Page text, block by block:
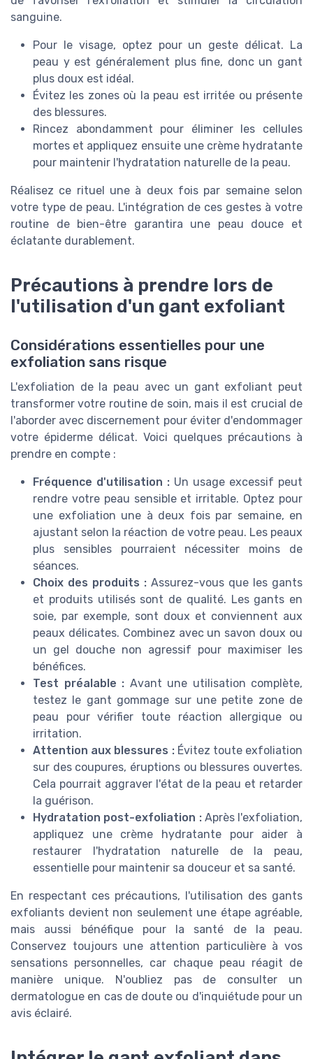
sanguine.
Pour le visage, optez pour un geste délicat. La
peau y est généralement plus fine, donc un gant
plus doux est idéal.
Évitez les zones où la peau est irritée ou présente
des blessures.
Rincez abondamment pour éliminer les cellules
mortes et appliquez ensuite une crème hydratante
pour maintenir l'hydratation naturelle de la peau.
Réalisez ce rituel une à deux fois par semaine selon
votre type de peau. L'intégration de ces gestes à votre
routine de bien-être garantira une peau douce et
éclatante durablement.
Précautions à prendre lors de
l'utilisation d'un gant exfoliant
Considérations essentielles pour une
exfoliation sans risque
L'exfoliation de la peau avec un gant exfoliant peut
transformer votre routine de soin, mais il est crucial de
l'aborder avec discernement pour éviter d'endommager
votre épiderme délicat. Voici quelques précautions à
prendre en compte :
Fréquence d'utilisation : Un usage excessif peut
rendre votre peau sensible et irritable. Optez pour
une exfoliation une à deux fois par semaine, en
ajustant selon la réaction de votre peau. Les peaux
plus sensibles pourraient nécessiter moins de
séances.
Choix des produits : Assurez-vous que les gants
et produits utilisés sont de qualité. Les gants en
soie, par exemple, sont doux et conviennent aux
peaux délicates. Combinez avec un savon doux ou
un gel douche non agressif pour maximiser les
bénéfices.
Test préalable : Avant une utilisation complète,
testez le gant gommage sur une petite zone de
peau pour vérifier toute réaction allergique ou
irritation.
Attention aux blessures :Évitez toute exfoliation
sur des coupures, éruptions ou blessures ouvertes.
Cela pourrait aggraver l'état de la peau et retarder
la guérison.
Hydratation post-exfoliation :Après l'exfoliation,
appliquez une crème hydratante pour aider à
restaurer l'hydratation naturelle de la peau,
essentielle pour maintenir sa douceur et sa santé.
En respectant ces précautions, l'utilisation des gants
exfoliants devient non seulement une étape agréable,
mais aussi bénéfique pour la santé de la peau.
Conservez toujours une attention particulière à vos
sensations personnelles, car chaque peau réagit de
manière unique. N'oubliez pas de consulter un
dermatologue en cas de doute ou d'inquiétude pour un
avis éclairé.